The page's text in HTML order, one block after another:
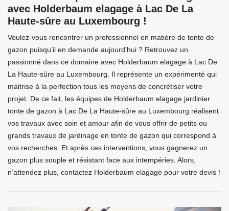
avec Holderbaum elagage à Lac De La
Haute-sûre au Luxembourg !
Voulez-vous rencontrer un professionnel en matière de tonte de
gazon puisqu’il en demande aujourd’hui ? Retrouvez un
passionné dans ce domaine avec Holderbaum elagage à Lac De
La Haute-sûre au Luxembourg. Il représente un expérimenté qui
maitrise à la perfection tous les moyens de concrétiser votre
projet. De ce fait, les équipes de Holderbaum elagage jardinier
tonte de gazon à Lac De La Haute-sûre au Luxembourg réalisent
vos travaux avec soin et amour afin de vous offrir de petits ou
grands travaux de jardinage en tonte de gazon qui correspond à
vos recherches. Et après ces interventions, vous gagnerez un
gazon plus souple et résistant face aux intempéries. Alors,
n’attendez plus, contactez Holderbaum elagage pour votre devis !